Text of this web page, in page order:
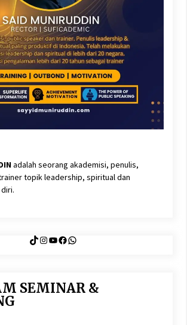
adalah seorang akademisi, penulis,
topik leadership, spiritual dan
TikTok
Instagram
YouTube
Facebook
WhatsApp
SEMINAR &